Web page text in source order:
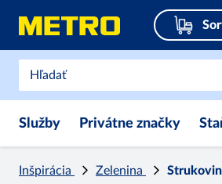
Služby Privátne značky
Inšpirácia Zelenina